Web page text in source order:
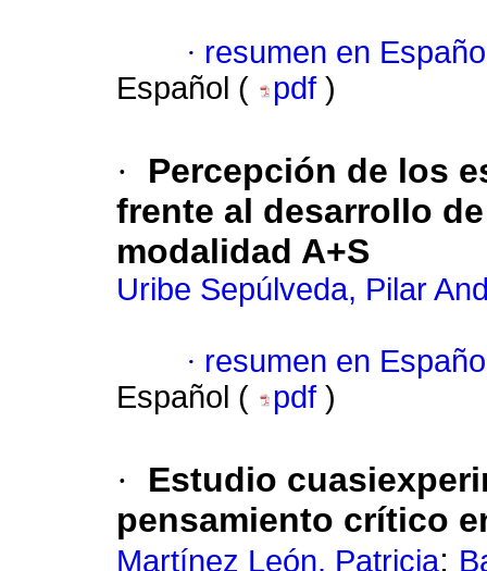
· resumen en
Español (
pdf )
·
Percepción de los
frente al desarrollo
modalidad A+S
Uribe Sepúlveda, Pilar
· resumen en
Español (
pdf )
·
Estudio
pensamiento crítico
Martínez León, Patricia;